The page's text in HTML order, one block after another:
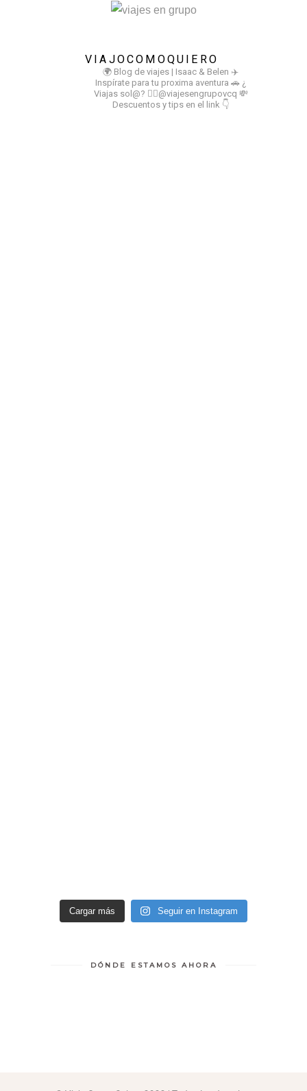
VIAJOCOMOQUIERO
🌍 Blog de viajes | Isaac & Belen ✈️
Inspírate para tu proxima aventura 🚗 ¿
Viajas sol@? 👉🏻@viajesengrupovcq 💸
Descuentos y tips en el link 👇
Cargar más Seguir en Instagram
DÓNDE ESTAMOS AHORA